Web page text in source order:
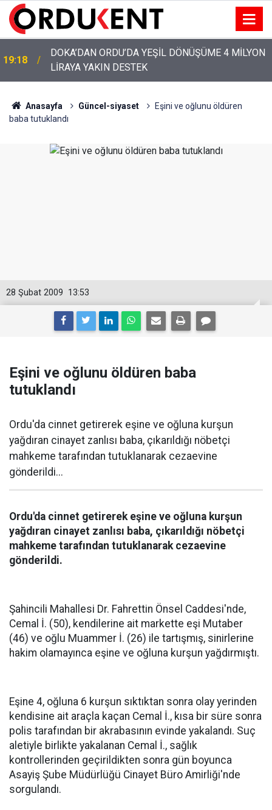
12:46
YENİ PARTİ’NİN ORDU’DAKİ 69 KİŞİLİK KURUCU
KADROSU AÇIKLANDI
Anasayfa Güncel-siyaset
Eşini ve oğlunu öldüren
baba tutuklandı
13:53
28 Şubat 2009
Eşini ve oğlunu öldüren baba
tutuklandı
Ordu'da cinnet getirerek eşine ve oğluna kurşun
yağdıran cinayet zanlısı baba, çıkarıldığı nöbetçi
mahkeme tarafından tutuklanarak cezaevine
gönderildi...
Ordu'da cinnet getirerek eşine ve oğluna kurşun
yağdıran cinayet zanlısı baba, çıkarıldığı nöbetçi
mahkeme tarafından tutuklanarak cezaevine
gönderildi.
Şahincili Mahallesi Dr. Fahrettin Önsel Caddesi'nde,
Cemal İ. (50), kendilerine ait markette eşi Mutaber
(46) ve oğlu Muammer İ. (26) ile tartışmış, sinirlerine
hakim olamayınca eşine ve oğluna kurşun yağdırmıştı.
Eşine 4, oğluna 6 kurşun sıktıktan sonra olay yerinden
kendisine ait araçla kaçan Cemal İ., kısa bir süre sonra
polis tarafından bir akrabasının evinde yakalandı. Suç
aletiyle birlikte yakalanan Cemal İ., sağlık
kontrollerinden geçirildikten sonra gün boyunca
Asayiş Şube Müdürlüğü Cinayet Büro Amirliği'nde
sorgulandı.